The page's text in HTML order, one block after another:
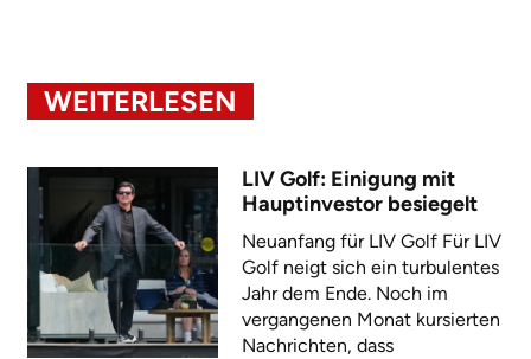
WEITERLESEN
LIV Golf: Einigung mit
Hauptinvestor besiegelt
Neuanfang für LIV Golf Für LIV
Golf neigt sich ein turbulentes
Jahr dem Ende. Noch im
vergangenen Monat kursierten
Nachrichten, dass